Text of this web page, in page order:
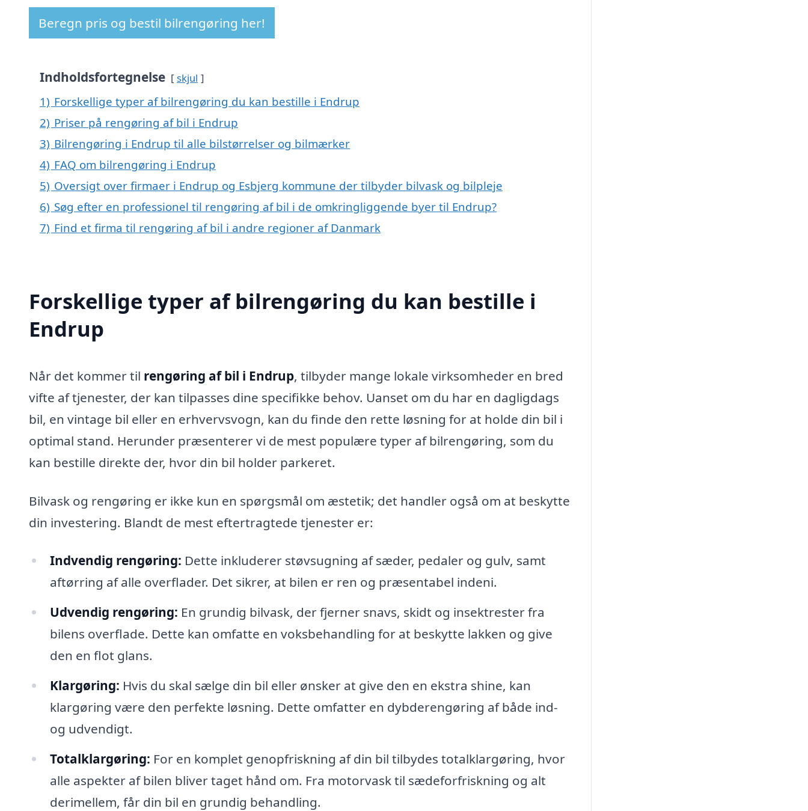
Beregn pris og bestil bilrengøring her!
Indholdsfortegnelse skjul
1) Forskellige typer af bilrengøring du kan bestille i Endrup
2) Priser på rengøring af bil i Endrup
3) Bilrengøring i Endrup til alle bilstørrelser og bilmærker
4) FAQ om bilrengøring i Endrup
5) Oversigt over firmaer i Endrup og Esbjerg kommune der tilbyder bilvask og bilpleje
6) Søg efter en professionel til rengøring af bil i de omkringliggende byer til Endrup?
7) Find et firma til rengøring af bil i andre regioner af Danmark
Forskellige typer af bilrengøring du kan bestille i
Endrup
Når det kommer til rengøring af bil i Endrup, tilbyder mange lokale virksomheder en bred
vifte af tjenester, der kan tilpasses dine specifikke behov. Uanset om du har en dagligdags
bil, en vintage bil eller en erhvervsvogn, kan du finde den rette løsning for at holde din bil i
optimal stand. Herunder præsenterer vi de mest populære typer af bilrengøring, som du
kan bestille direkte der, hvor din bil holder parkeret.
Bilvask og rengøring er ikke kun en spørgsmål om æstetik; det handler også om at beskytte
din investering. Blandt de mest eftertragtede tjenester er:
Indvendig rengøring: Dette inkluderer støvsugning af sæder, pedaler og gulv, samt
aftørring af alle overflader. Det sikrer, at bilen er ren og præsentabel indeni.
Udvendig rengøring: En grundig bilvask, der fjerner snavs, skidt og insektrester fra
bilens overflade. Dette kan omfatte en voksbehandling for at beskytte lakken og give
den en flot glans.
Klargøring: Hvis du skal sælge din bil eller ønsker at give den en ekstra shine, kan
klargøring være den perfekte løsning. Dette omfatter en dybderengøring af både ind-
og udvendigt.
Totalklargøring: For en komplet genopfriskning af din bil tilbydes totalklargøring, hvor
alle aspekter af bilen bliver taget hånd om. Fra motorvask til sædeforfriskning og alt
derimellem, får din bil en grundig behandling.